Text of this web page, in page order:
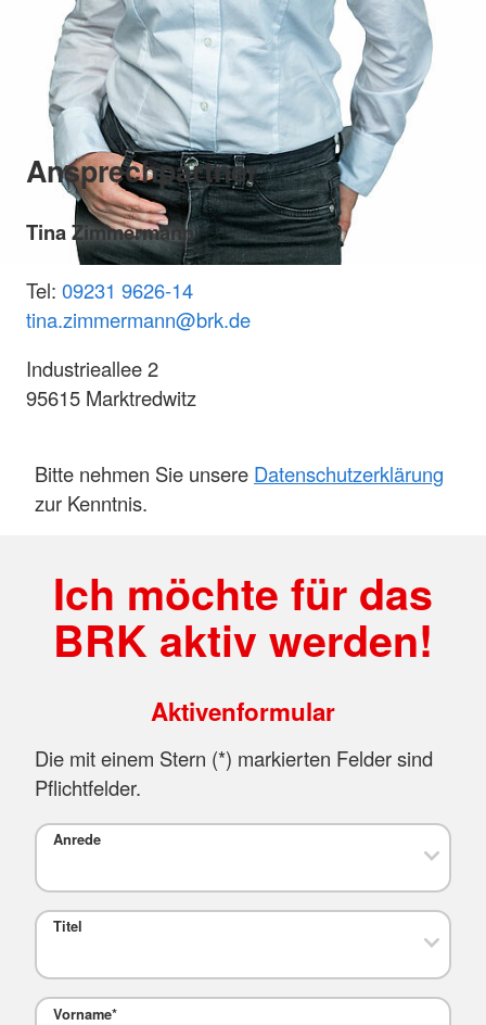
Ansprechpartner
Tina Zimmermann
Tel: 09231 9626-14
tina.zimmermann@brk.de
Industrieallee 2
95615 Marktredwitz
Bitte nehmen Sie unsere Datenschutzerklärung
zur Kenntnis.
Ich möchte für das
BRK aktiv werden!
Aktivenformular
Die mit einem Stern (*) markierten Felder sind
Pflichtfelder.
Anrede
Titel
Vorname*